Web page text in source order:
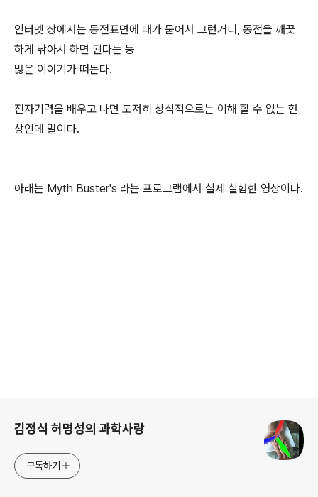
인터넷 상에서는 동전표면에 때가 묻어서 그런거니, 동전을 깨끗
하게 닦아서 하면 된다는 등
많은 이야기가 떠돈다.
전자기력을 배우고 나면 도저히 상식적으로는 이해 할 수 없는 현
상인데 말이다.
아래는 Myth Buster's 라는 프로그램에서 실제 실험한 영상이다.
김정식 허명성의 과학사랑
구독하기